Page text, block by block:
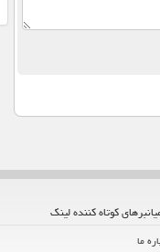
كوتاه كننده لینك
ما